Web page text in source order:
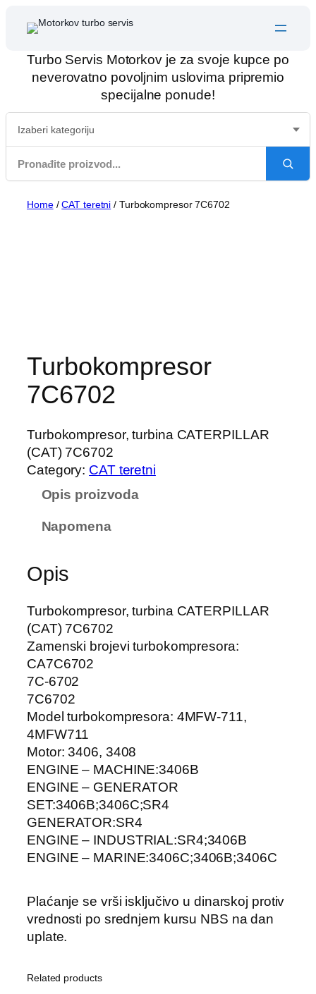
Turbo Servis Motorkov je za svoje kupce po
neverovatno povoljnim uslovima pripremio
specijalne ponude!
Home/CAT teretni / Turbokompresor 7C6702
Turbokompresor
7C6702
Turbokompresor, turbina CATERPILLAR
(CAT) 7C6702
Category: CAT teretni
Opis proizvoda
Napomena
Opis
Turbokompresor, turbina CATERPILLAR
(CAT) 7C6702
Zamenski brojevi turbokompresora:
CA7C6702
7C-6702
7C6702
Model turbokompresora: 4MFW-711,
4MFW711
Motor: 3406, 3408
ENGINE – MACHINE:3406B
ENGINE – GENERATOR
SET:3406B;3406C;SR4
GENERATOR:SR4
ENGINE – INDUSTRIAL:SR4;3406B
ENGINE – MARINE:3406C;3406B;3406C
Plaćanje se vrši isključivo u dinarskoj protiv
vrednosti po srednjem kursu NBS na dan
uplate.
Related products